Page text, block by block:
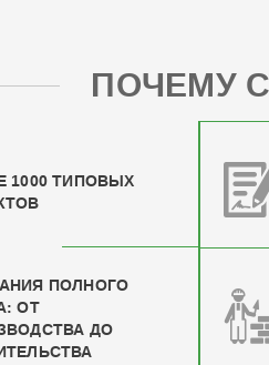
ПОЧЕМУ
1000 ТИПОВЫХ
ПОЛНОГО
ОТ
ДО